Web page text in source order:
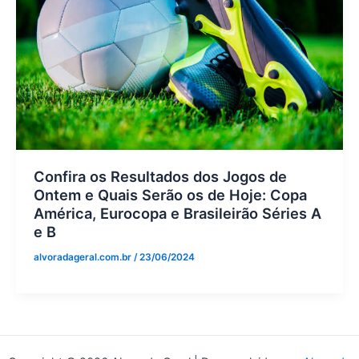
Confira os Resultados dos Jogos de
Ontem e Quais Serão os de Hoje: Copa
América, Eurocopa e Brasileirão Séries A
e B
alvoradageral.com.br /23/06/2024